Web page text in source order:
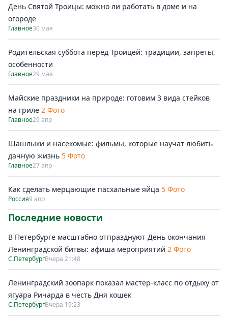
День Святой Троицы: можно ли работать в доме и на
огороде
Главное30 мая
Родительская суббота перед Троицей: традиции, запреты,
особенности
Главное29 мая
Майские праздники на природе: готовим 3 вида стейков
на гриле 2 Фото
Главное29 апр
Шашлыки и насекомые: фильмы, которые научат любить
дачную жизнь 5 Фото
Главное27 апр
Как сделать мерцающие пасхальные яйца 5 Фото
Россия9 апр
Последние новости
В Петербурге масштабно отпразднуют День окончания
Ленинградской битвы: афиша мероприятий 2 Фото
С.ПетербургВчера 21:48
Ленинградский зоопарк показал мастер-класс по отдыху от
ягуара Ричарда в честь Дня кошек
С.ПетербургВчера 19:23